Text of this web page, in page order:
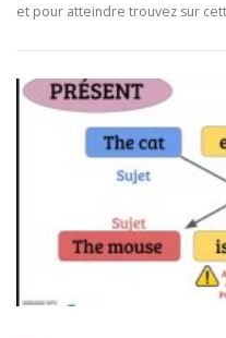
et pour atteindre trouvez sur